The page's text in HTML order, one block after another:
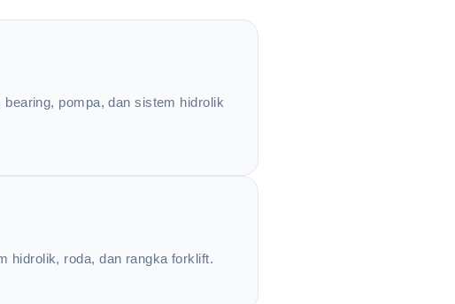
pompa, dan sistem hidrolik
hidrolik, roda, dan rangka forklift.